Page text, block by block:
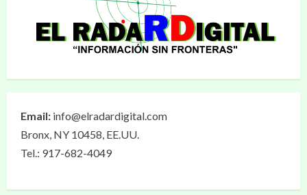
Email: info@elradardigital.com
Bronx, NY 10458, EE.UU.
Tel.: 917-682-4049